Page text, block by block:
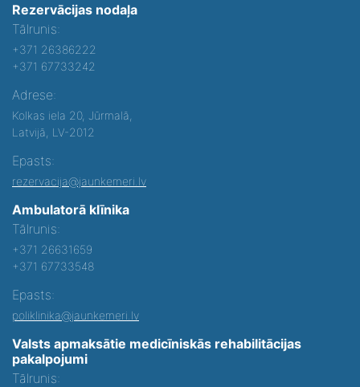
Rezervācijas nodaļa
Tālrunis:
+371 26386222
+371 67733242
Adrese:
Kolkas iela 20, Jūrmalā,
Latvijā, LV-2012
Epasts:
rezervacija@jaunkemeri.lv
Ambulatorā klīnika
Tālrunis:
+371 26631659
+371 67733548
Epasts:
poliklinika@jaunkemeri.lv
Valsts apmaksātie medicīniskās rehabilitācijas
pakalpojumi
Tālrunis: